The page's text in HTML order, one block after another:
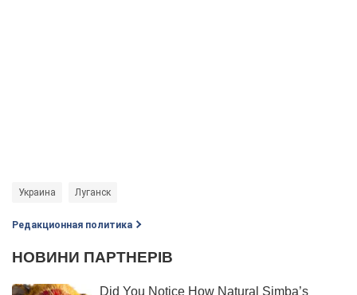
Украина Луганск
Редакционная политика